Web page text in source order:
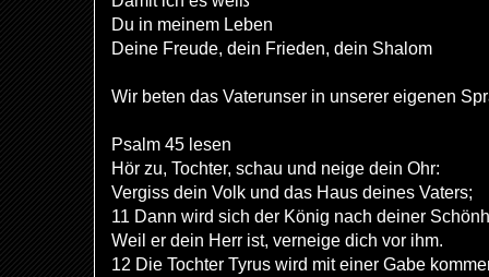
Du in meinem Leben
Deine Freude, dein Frieden, dein Shalom
Wir beten das Vaterunser in unserer eigenen
Psalm 45 lesen
Hör zu, Tochter, schau und neige dein Ohr:
Vergiss dein Volk und das Haus deines Vaters;
11 Dann wird sich der König nach deiner
Weil er dein Herr ist, verneige dich vor ihm.
12 Die Tochter Tyrus wird mit einer Gabe